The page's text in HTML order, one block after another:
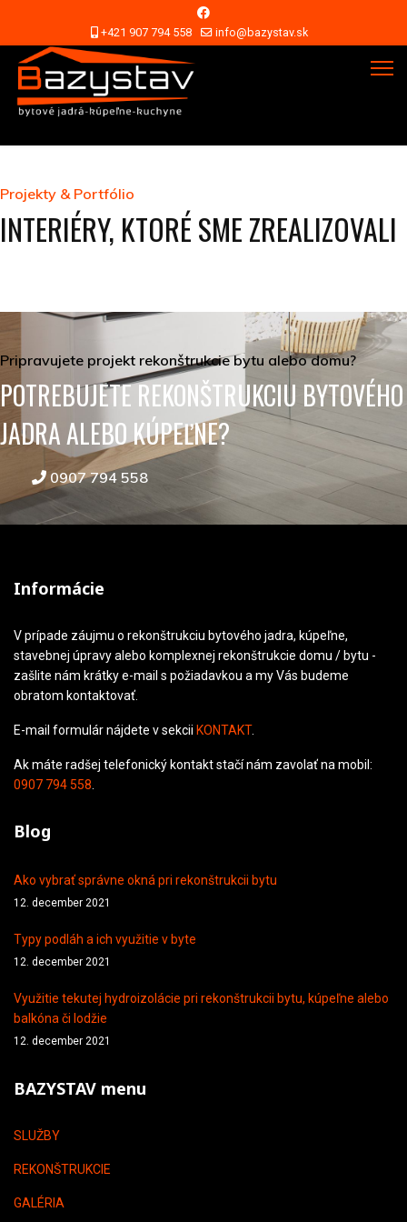
+421 907 794 558 info@bazystav.sk
Projekty & Portfólio
INTERIÉRY, KTORÉ SME ZREALIZOVALI
Pripravujete projekt rekonštrukcie bytu alebo domu?
POTREBUJETE REKONŠTRUKCIU BYTOVÉHO
JADRA ALEBO KÚPEĽNE?
0907 794 558
Informácie
V prípade záujmu o rekonštrukciu bytového jadra, kúpeľne,
stavebnej úpravy alebo komplexnej rekonštrukcie domu / bytu -
zašlite nám krátky e-mail s požiadavkou a my Vás budeme
obratom kontaktovať.
E-mail formulár nájdete v sekcii KONTAKT.
Ak máte radšej telefonický kontakt stačí nám zavolať na mobil:
0907 794 558
Blog
Ako vybrať správne okná pri rekonštrukcii bytu
12. december 2021
Typy podláh a ich využitie v byte
12. december 2021
Využitie tekutej hydroizolácie pri rekonštrukcii bytu, kúpeľne alebo
balkóna či lodžie
12. december 2021
BAZYSTAV menu
SLUŽBY
REKONŠTRUKCIE
GALÉRIA